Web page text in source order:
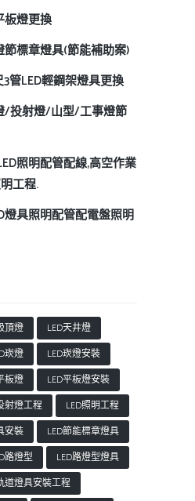
板燈更換
節標章燈具(節能補助案)
管LED輕鋼架燈具更換
/投射燈/山型/工事燈節
照明配管配線,高空作業
工程.
燈具照明配管配電盤照明
頂燈
LED天井燈
崁燈
LED崁燈安裝
板燈
LED平板燈安裝
射燈工程
LED照明工程
安裝
LED節能標章燈具
路燈型
LED路燈型燈具
道燈具安裝工程